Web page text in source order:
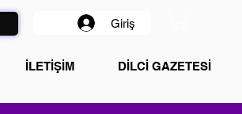
Giriş
İLETİŞİM DİLCİ GAZETESİ